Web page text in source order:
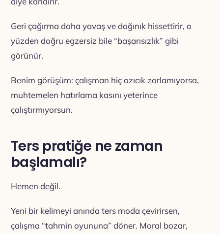
Geri çağırma daha yavaş ve dağınık hissettirir, o
yüzden doğru egzersiz bile “başarısızlık” gibi
görünür.
Benim görüşüm: çalışman hiç azıcık zorlamıyorsa,
muhtemelen hatırlama kasını yeterince
çalıştırmıyorsun.
Ters pratiğe ne zaman
başlamalı?
Hemen değil.
Yeni bir kelimeyi anında ters moda çevirirsen,
çalışma “tahmin oyununa” döner. Moral bozar,